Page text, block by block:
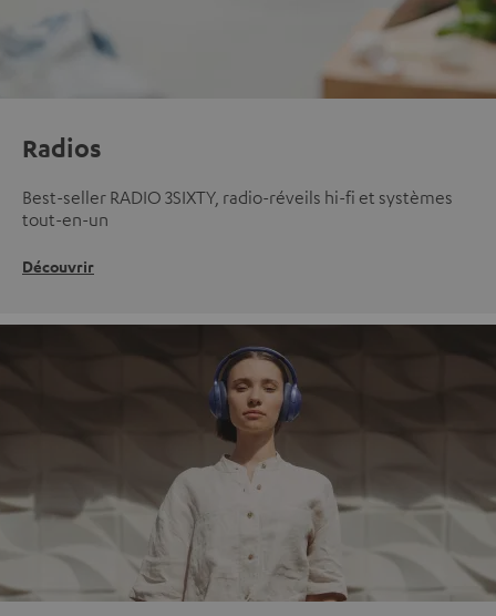
Radios
Best-seller RADIO 3SIXTY, radio-réveils hi-fi et systèmes
tout-en-un
Découvrir